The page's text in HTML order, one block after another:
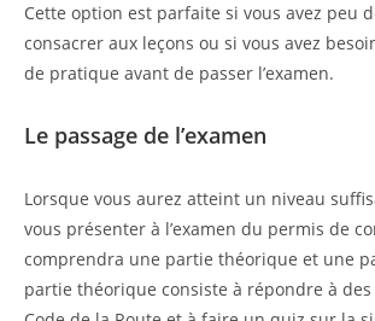
Cette option est parfaite si vous avez peu
consacrer aux leçons ou si vous avez
de pratique avant de passer l’examen.
Le passage de l’examen
Lorsque vous aurez atteint un niveau
vous présenter à l’examen du permis de
comprendra une partie théorique et une
partie théorique consiste à répondre à